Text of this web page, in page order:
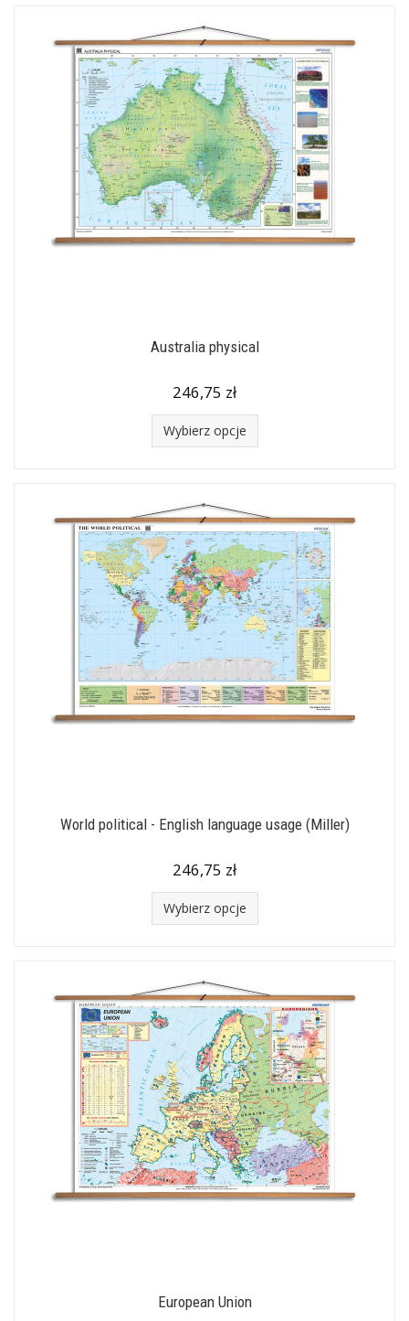
Australia physical
246,75 zł
Wybierz opcje
World political - English language usage (Miller)
246,75 zł
Wybierz opcje
European Union